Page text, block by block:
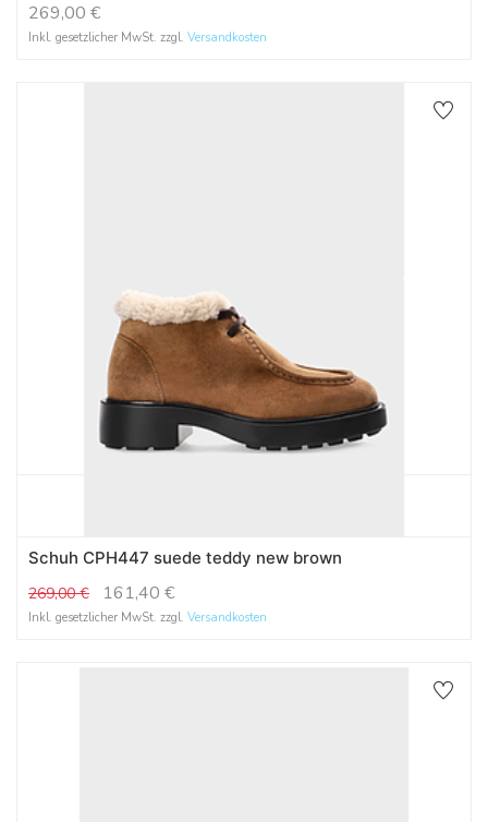
269,00 €
Inkl. gesetzlicher MwSt. zzgl. Versandkosten
Schuh CPH447 suede teddy new brown
269,00€ 161,40 €
Inkl. gesetzlicher MwSt. zzgl. Versandkosten